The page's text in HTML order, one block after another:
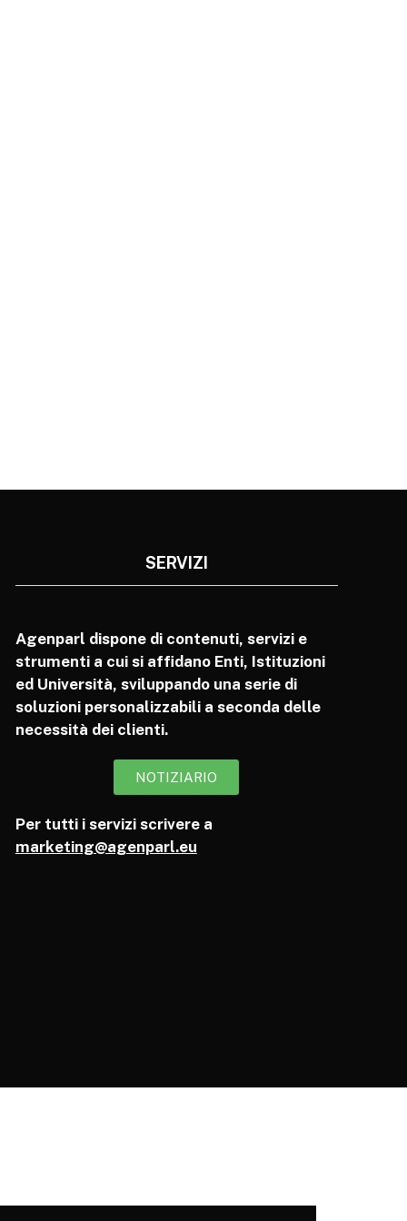
SERVIZI
Agenparl dispone di contenuti, servizi e
strumenti a cui si affidano Enti, Istituzioni
ed Università, sviluppando una serie di
soluzioni personalizzabili a seconda delle
necessità dei clienti.
NOTIZIARIO
Per tutti i servizi scrivere a
marketing@agenparl.eu